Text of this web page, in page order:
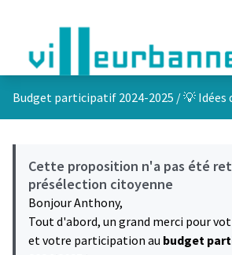
Budget participatif 2024-2025 /💡 Idées
Cette proposition n'a pas été
présélection citoyenne
Bonjour Anthony,
Tout d'abord, un grand merci pour
et votre participation au budget